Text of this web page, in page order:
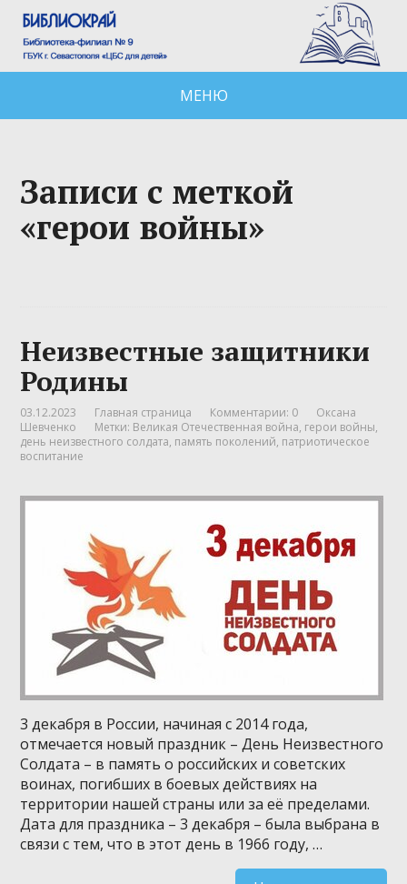
МЕНЮ
Записи с меткой
«герои войны»
Неизвестные защитники
Родины
03.12.2023 Главная страница Комментарии: 0
Оксана
Шевченко
Метки: Великая Отечественная война, герои войны,
день неизвестного солдата, память поколений, патриотическое
воспитание
3 декабря в России, начиная с 2014 года,
отмечается новый праздник – День Неизвестного
Солдата – в память о российских и советских
воинах, погибших в боевых действиях на
территории нашей страны или за её пределами.
Дата для праздника – 3 декабря – была выбрана в
связи с тем, что в этот день в 1966 году, …